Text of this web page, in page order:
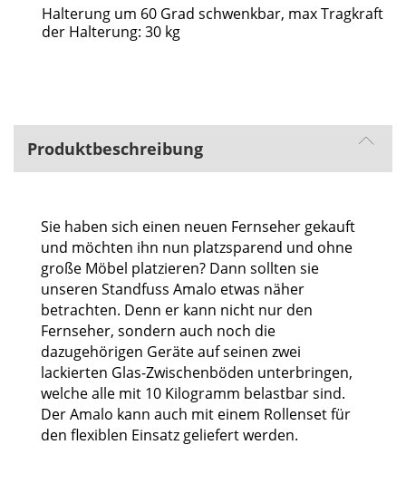
Halterung um 60 Grad schwenkbar, max Tragkraft
der Halterung: 30 kg
Produktbeschreibung
Sie haben sich einen neuen Fernseher gekauft
und möchten ihn nun platzsparend und ohne
große Möbel platzieren? Dann sollten sie
unseren Standfuss Amalo etwas näher
betrachten. Denn er kann nicht nur den
Fernseher, sondern auch noch die
dazugehörigen Geräte auf seinen zwei
lackierten Glas-Zwischenböden unterbringen,
welche alle mit 10 Kilogramm belastbar sind.
Der Amalo kann auch mit einem Rollenset für
den flexiblen Einsatz geliefert werden.